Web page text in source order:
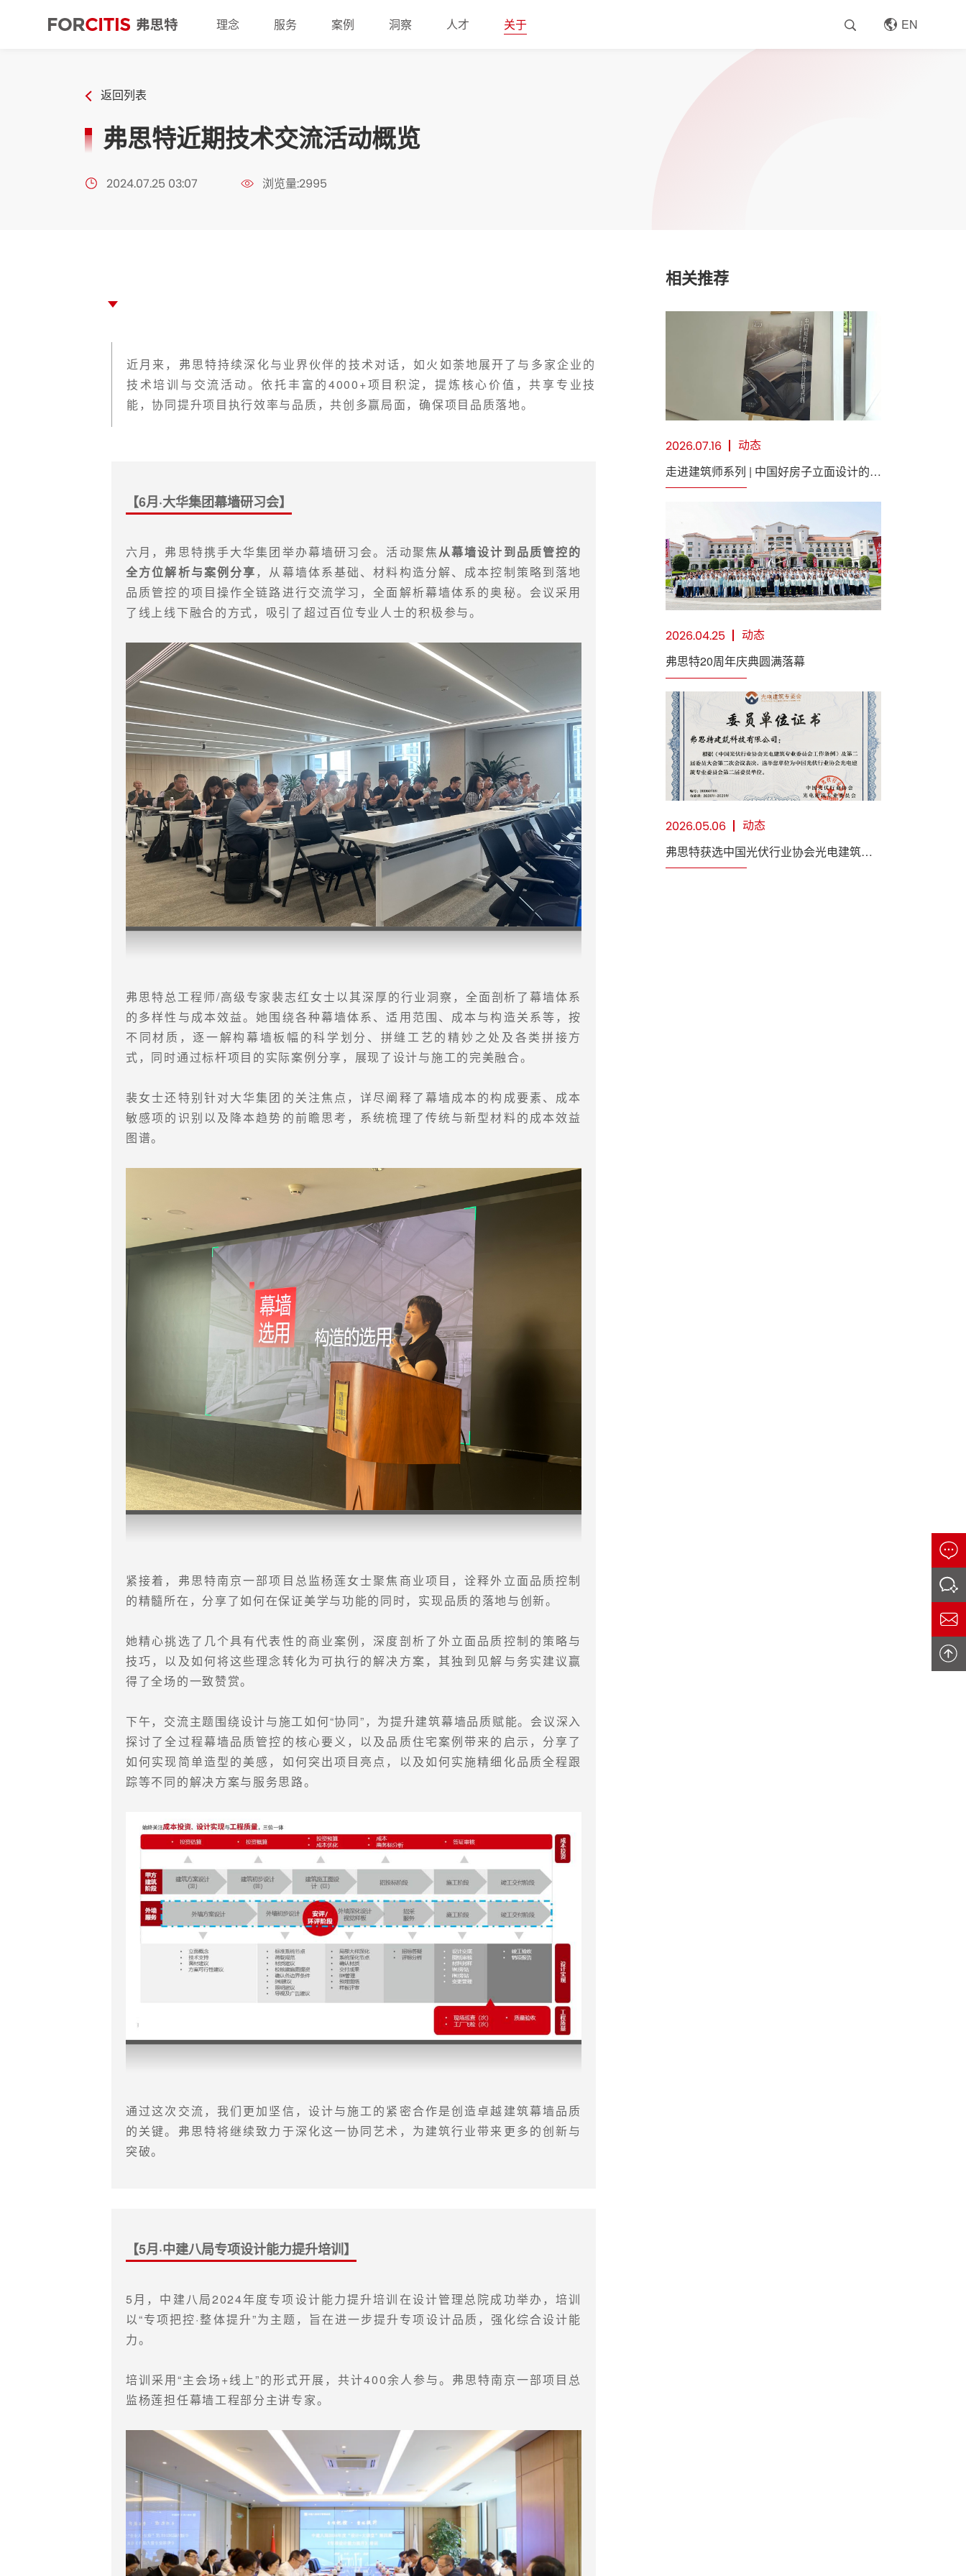
理念 服务 案例 洞察 人才 关于 EN
返回列表
弗思特近期技术交流活动概览
2024.07.25 03:07 浏览量:2995
近月来，弗思特持续深化与业界伙伴的技术对话，如火如荼地展开了与多家企业的
技术培训与交流活动。依托丰富的4000+项目积淀，提炼核心价值，共享专业技
能，协同提升项目执行效率与品质，共创多赢局面，确保项目品质落地。
【6月·大华集团幕墙研习会】
六月，弗思特携手大华集团举办幕墙研习会。活动聚焦从幕墙设计到品质管控的
全方位解析与案例分享 ，从幕墙体系基础、材料构造分解、成本控制策略到落地
品质管控的项目操作全链路进行交流学习，全面解析幕墙体系的奥秘。会议采用
了线上线下融合的方式，吸引了超过百位专业人士的积极参与。
弗思特总工程师/高级专家裴志红女士以其深厚的行业洞察，全面剖析了幕墙体系
的多样性与成本效益。她围绕各种幕墙体系、适用范围、成本与构造关系等，按
不同材质，逐一解构幕墙板幅的科学划分、拼缝工艺的精妙之处及各类拼接方
式，同时通过标杆项目的实际案例分享，展现了设计与施工的完美融合。
裴女士还特别针对大华集团的关注焦点，详尽阐释了幕墙成本的构成要素、成本
敏感项的识别以及降本趋势的前瞻思考，系统梳理了传统与新型材料的成本效益
图谱。
紧接着，弗思特南京一部项目总监杨莲女士聚焦商业项目，诠释外立面品质控制
的精髓所在，分享了如何在保证美学与功能的同时，实现品质的落地与创新。
她精心挑选了几个具有代表性的商业案例，深度剖析了外立面品质控制的策略与
技巧，以及如何将这些理念转化为可执行的解决方案，其独到见解与务实建议赢
得了全场的一致赞赏。
下午，交流主题围绕设计与施工如何“协同”，为提升建筑幕墙品质赋能。会议深入
探讨了全过程幕墙品质管控的核心要义，以及品质住宅案例带来的启示，分享了
如何实现简单造型的美感，如何突出项目亮点，以及如何实施精细化品质全程跟
踪等不同的解决方案与服务思路。
通过这次交流，我们更加坚信，设计与施工的紧密合作是创造卓越建筑幕墙品质
的关键。弗思特将继续致力于深化这一协同艺术，为建筑行业带来更多的创新与
突破。
【5月·中建八局专项设计能力提升培训】
5月，中建八局2024年度专项设计能力提升培训在设计管理总院成功举办，培训
以“专项把控·整体提升”为主题，旨在进一步提升专项设计品质，强化综合设计能
力。
培训采用“主会场+线上”的形式开展，共计400余人参与。弗思特南京一部项目总
监杨莲担任幕墙工程部分主讲专家。
相关推荐
2026.07.16
动态
走进建筑师系列 | 中国好房子立面设计的价
值共创，走进gad杭州
2026.04.25
动态
弗思特20周年庆典圆满落幕
2026.05.06
动态
弗思特获选中国光伏行业协会光电建筑专
委会第二届委员单位，深耕BIPV赋能绿色